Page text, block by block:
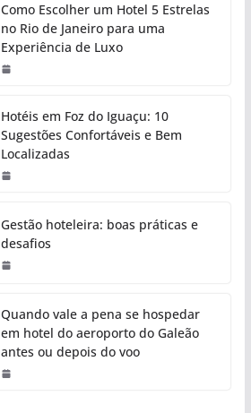
Como Escolher um Hotel 5 Estrelas
no Rio de Janeiro para uma
Experiência de Luxo
Hotéis em Foz do Iguaçu: 10
Sugestões Confortáveis e Bem
Localizadas
Gestão hoteleira: boas práticas e
desafios
Quando vale a pena se hospedar
em hotel do aeroporto do Galeão
antes ou depois do voo